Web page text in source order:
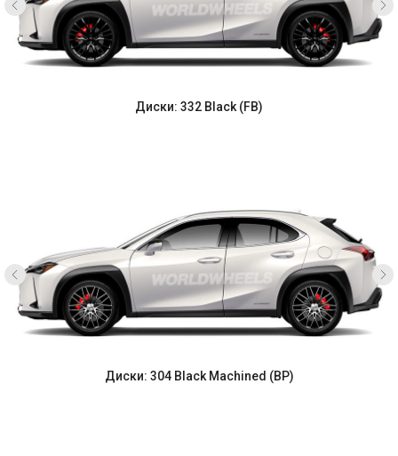
Диски: 332 Black (FB)
Диски: 304 Black Machined (BP)